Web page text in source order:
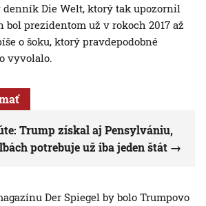
Die Welt, ktorý tak upozornil
bol prezidentom už v rokoch 2017 až
o šoku, ktorý pravdepodobné
vyvolalo.
Trump získal aj Pensylvániu,
potrebuje už iba jeden štát
Der Spiegel by bolo Trumpovo